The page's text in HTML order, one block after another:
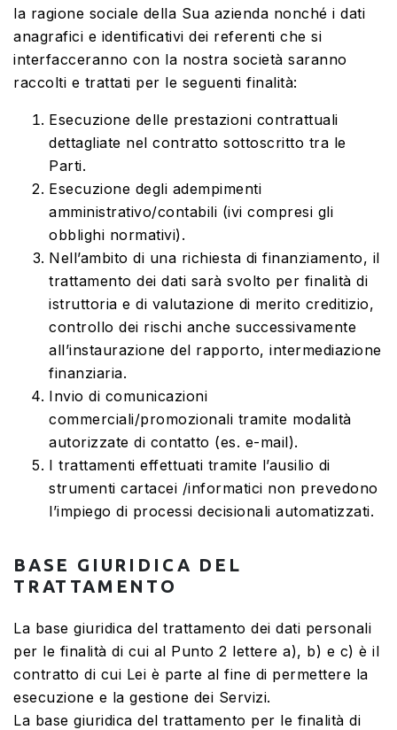
la ragione sociale della Sua azienda nonché i dati
anagrafici e identificativi dei referenti che si
interfacceranno con la nostra società saranno
raccolti e trattati per le seguenti finalità:
Esecuzione delle prestazioni contrattuali
dettagliate nel contratto sottoscritto tra le
Parti.
Esecuzione degli adempimenti
amministrativo/contabili (ivi compresi gli
obblighi normativi).
Nell’ambito di una richiesta di finanziamento, il
trattamento dei dati sarà svolto per finalità di
istruttoria e di valutazione di merito creditizio,
controllo dei rischi anche successivamente
all’instaurazione del rapporto, intermediazione
finanziaria.
Invio di comunicazioni
commerciali/promozionali tramite modalità
autorizzate di contatto (es. e-mail).
I trattamenti effettuati tramite l’ausilio di
strumenti cartacei /informatici non prevedono
l’impiego di processi decisionali automatizzati.
BASE GIURIDICA DEL
TRATTAMENTO
La base giuridica del trattamento dei dati personali
per le finalità di cui al Punto 2 lettere a), b) e c) è il
contratto di cui Lei è parte al fine di permettere la
esecuzione e la gestione dei Servizi.
La base giuridica del trattamento per le finalità di